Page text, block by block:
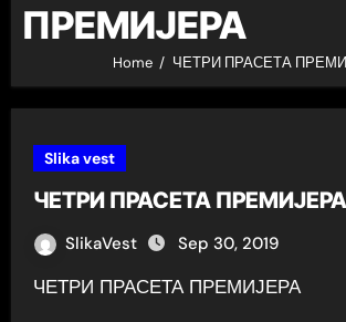
ПРЕМИЈЕРА
Home ЧЕТРИ ПРАСЕТА
Slika vest
ЧЕТРИ ПРАСЕТА ПРЕМИЈЕРА
SlikaVest Sep 30, 2019
ЧЕТРИ ПРАСЕТА ПРЕМИЈЕРА